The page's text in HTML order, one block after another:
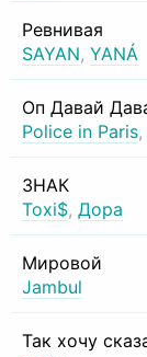
Ревнивая
SAYAN, YANÁ
Оп Давай
Police in Paris,
ЗНАК
Toxi$, Дора
Мировой
Jambul
Так хочу